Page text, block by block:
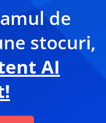
de
stocuri,
AI